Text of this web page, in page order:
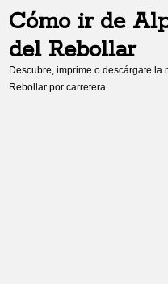
Cómo ir de
del Rebollar
Descubre, imprime o descárgate la
Rebollar por carretera.